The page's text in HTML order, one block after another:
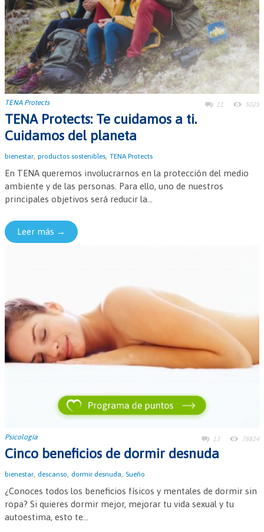
TENA Protects 11 5025
TENA Protects: Te cuidamos a ti.
Cuidamos del planeta
bienestar, productos sostenibles, TENA Protects
En TENA queremos involucrarnos en la protección del medio
ambiente y de las personas. Para ello, uno de nuestros
principales objetivos será reducir la...
Leer más →
Psicología 13 78824
Cinco beneficios de dormir desnuda
bienestar, descanso, dormir desnuda, Sueño
¿Conoces todos los beneficios físicos y mentales de dormir sin
ropa? Si quieres dormir mejor, mejorar tu vida sexual y tu
autoestima, esto te...